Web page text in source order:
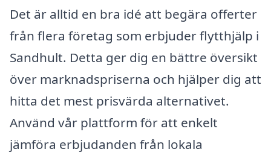
Det är alltid en bra idé att begära offerter
från flera företag som erbjuder flytthjälp i
Sandhult. Detta ger dig en bättre översikt
över marknadspriserna och hjälper dig att
hitta det mest prisvärda alternativet.
Använd vår plattform för att enkelt
jämföra erbjudanden från lokala